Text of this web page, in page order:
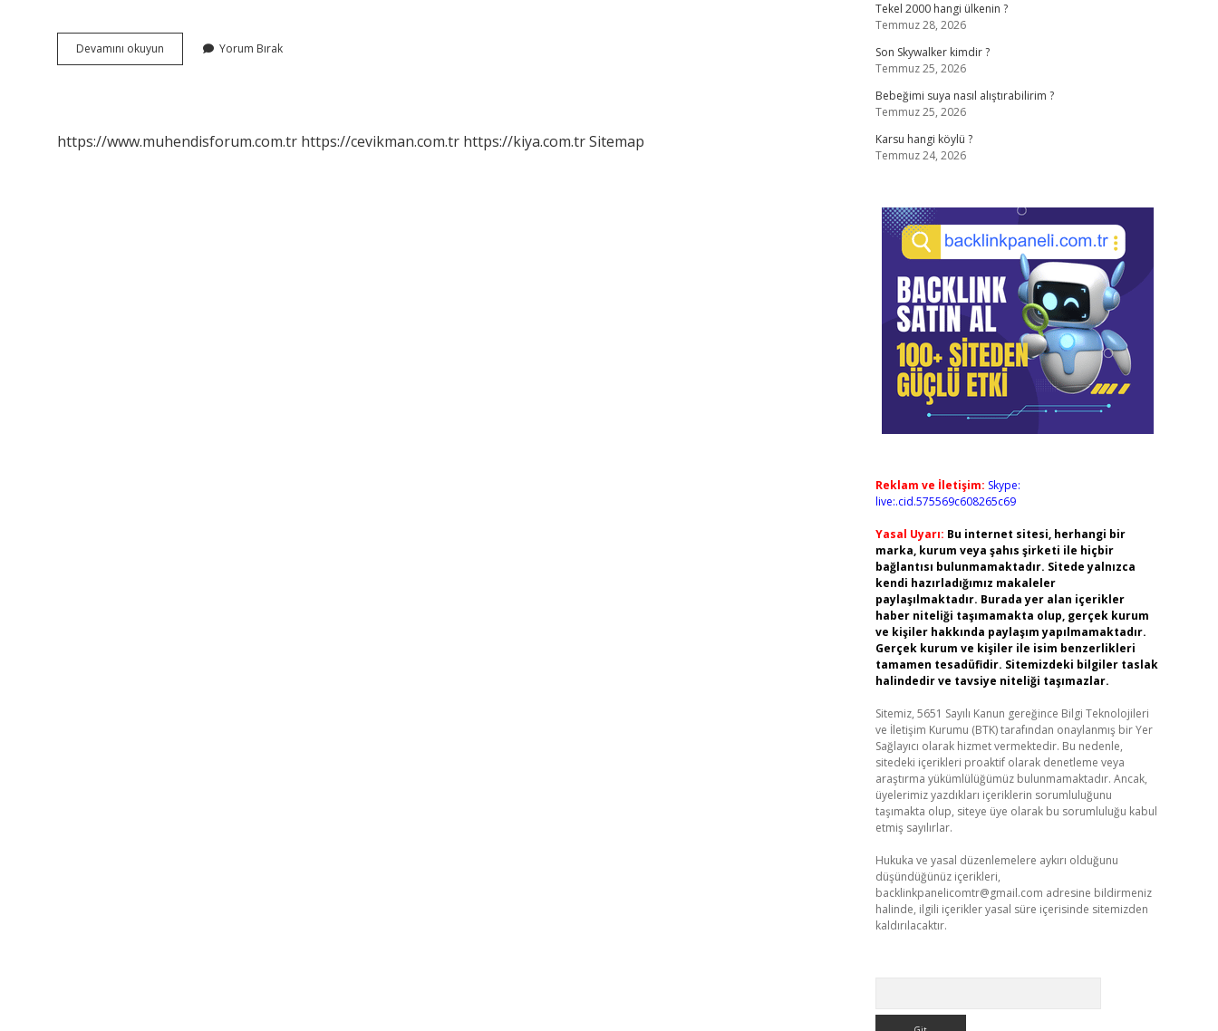
Devamını okuyun
Yakmak
Yorum Bırak
https://www.muhendisforum.com.tr https://cevikman.com.tr https://kiya.com.trSitemap
Tekel 2000 hangi ülkenin ?
Temmuz 28, 2026
Son Skywalker kimdir ?
Temmuz 25, 2026
Bebeğimi suya nasıl alıştırabilirim ?
Temmuz 25, 2026
Karsu hangi köylü ?
Temmuz 24, 2026
Reklam ve İletişim: Skype:
live:.cid.575569c608265c69
Yasal Uyarı: Bu internet sitesi, herhangi bir
marka, kurum veya şahıs şirketi ile hiçbir
bağlantısı bulunmamaktadır. Sitede yalnızca
kendi hazırladığımız makaleler
paylaşılmaktadır. Burada yer alan içerikler
haber niteliği taşımamakta olup, gerçek kurum
ve kişiler hakkında paylaşım yapılmamaktadır.
Gerçek kurum ve kişiler ile isim benzerlikleri
tamamen tesadüfidir. Sitemizdeki bilgiler taslak
halindedir ve tavsiye niteliği taşımazlar.
Sitemiz, 5651 Sayılı Kanun gereğince Bilgi Teknolojileri
ve İletişim Kurumu (BTK) tarafından onaylanmış bir Yer
Sağlayıcı olarak hizmet vermektedir. Bu nedenle,
sitedeki içerikleri proaktif olarak denetleme veya
araştırma yükümlülüğümüz bulunmamaktadır. Ancak,
üyelerimiz yazdıkları içeriklerin sorumluluğunu
taşımakta olup, siteye üye olarak bu sorumluluğu kabul
etmiş sayılırlar.
Hukuka ve yasal düzenlemelere aykırı olduğunu
düşündüğünüz içerikleri,
backlinkpanelicomtr@gmail.com adresine bildirmeniz
halinde, ilgili içerikler yasal süre içerisinde sitemizden
kaldırılacaktır.